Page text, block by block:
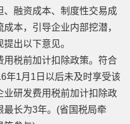
融资成本、制度性交易成
本，引导企业内部挖潜，
出以下意见。
税前加计扣除政策。符合
年1月1日以后未及时享受该
研发费用税前加计扣除政
最长为3年。(省国税局牵